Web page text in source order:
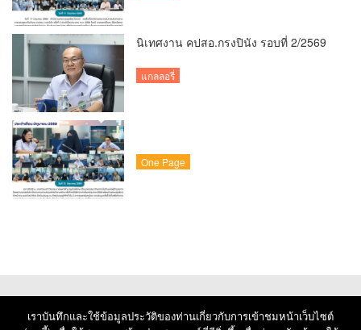
นิเทศงาน คปสอ.กรงปินัง รอบที่ 2/2569
แกลลอรี่
One Page
เราบันทึกและใช้ข้อมูลประวัติของท่านเกี่ยวกับการเข้าชมหน้าเว็บไซต์